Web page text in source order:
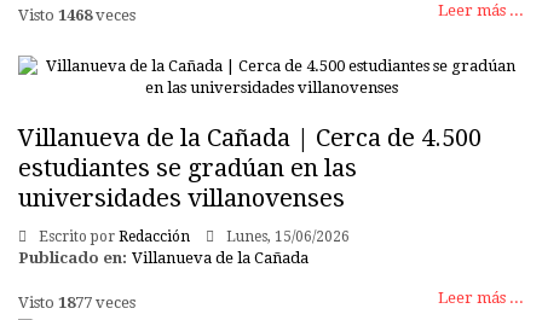
Leer más ...
Visto 1468veces
Villanueva de la Cañada | Cerca de 4.500
estudiantes se gradúan en las
universidades villanovenses
Escrito por Redacción Lunes, 15/06/2026
Publicado en: Villanueva de la Cañada
Leer más ...
Visto 1877 veces